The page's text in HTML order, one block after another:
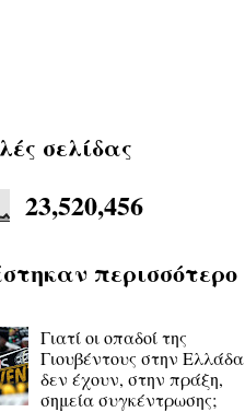
σελίδας
23,520,456
περισσότερο
Γιατί οι οπαδοί της
Γιουβέντους στην Ελλάδα
δεν έχουν, στην πράξη,
σημεία συγκέντρωσης;